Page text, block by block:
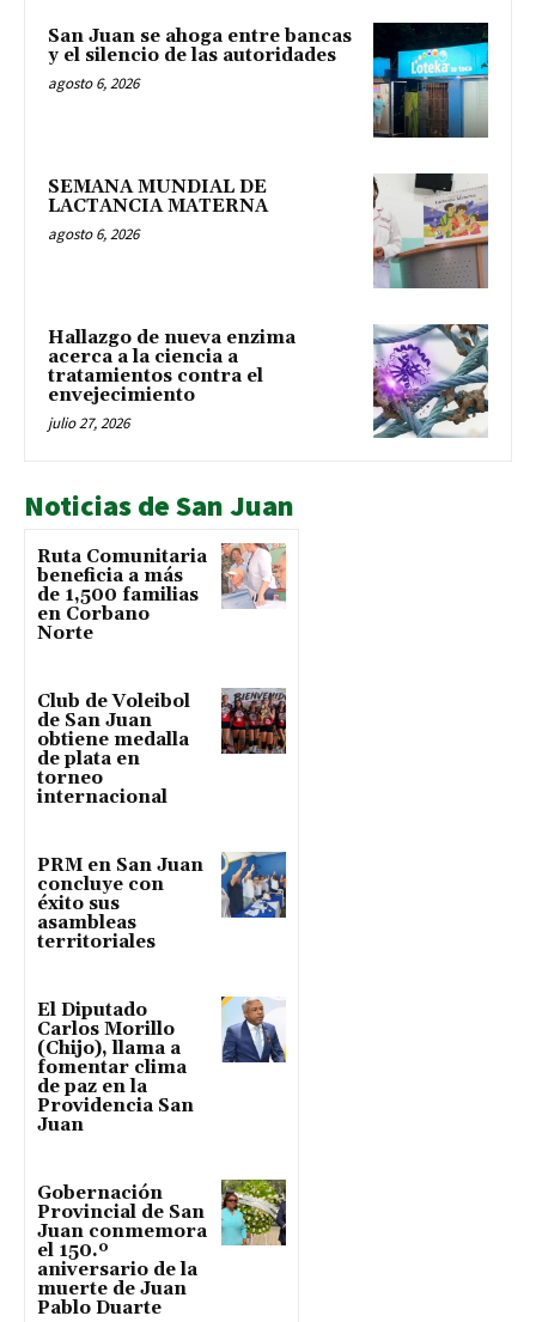
San Juan se ahoga entre bancas
y el silencio de las autoridades
agosto 6, 2026
SEMANA MUNDIAL DE
LACTANCIA MATERNA
agosto 6, 2026
Hallazgo de nueva enzima
acerca a la ciencia a
tratamientos contra el
envejecimiento
julio 27, 2026
Noticias de San Juan
Ruta Comunitaria
beneficia a más
de 1,500 familias
en Corbano
Norte
Club de Voleibol
de San Juan
obtiene medalla
de plata en
torneo
internacional
PRM en San Juan
concluye con
éxito sus
asambleas
territoriales
El Diputado
Carlos Morillo
(Chijo), llama a
fomentar clima
de paz en la
Providencia San
Juan
Gobernación
Provincial de San
Juan conmemora
el 150.º
aniversario de la
muerte de Juan
Pablo Duarte